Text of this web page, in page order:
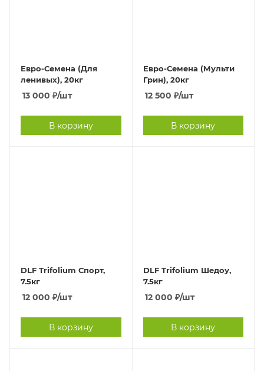
Евро-Семена (Для
ленивых), 20кг
13 000 ₽/шт
В корзину
Евро-Семена (Мульти
Грин), 20кг
12 500 ₽/шт
В корзину
DLF Trifolium Спорт,
7.5кг
12 000 ₽/шт
В корзину
DLF Trifolium Шедоу,
7.5кг
12 000 ₽/шт
В корзину